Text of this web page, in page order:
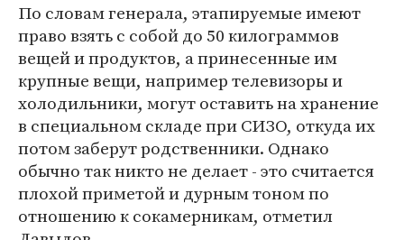
По словам генерала, этапируемые имеют
право взять с собой до 50 килограммов
вещей и продуктов, а принесенные им
крупные вещи, например телевизоры и
холодильники, могут оставить на хранение
в специальном складе при СИЗО, откуда их
потом заберут родственники. Однако
обычно так никто не делает - это считается
плохой приметой и дурным тоном по
отношению к сокамерникам, отметил